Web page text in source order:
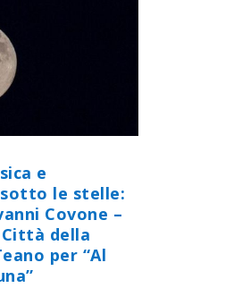
e
le stelle:
Covone –
della
per “Al